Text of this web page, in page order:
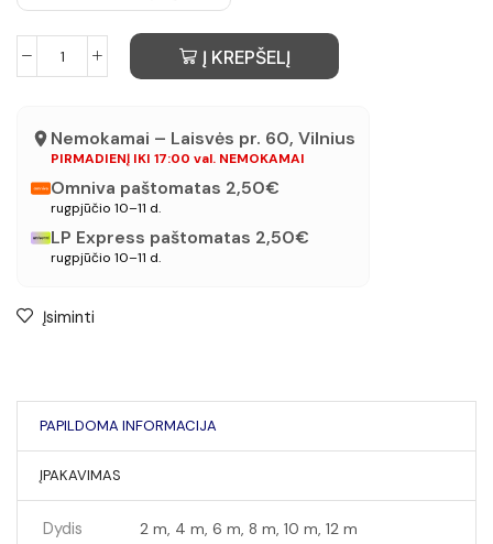
Į KREPŠELĮ
Nemokamai – Laisvės pr. 60, Vilnius
PIRMADIENĮ IKI 17:00 val. NEMOKAMAI
Omniva paštomatas 2,50€
rugpjūčio 10–11 d.
LP Express paštomatas 2,50€
rugpjūčio 10–11 d.
Įsiminti
PAPILDOMA INFORMACIJA
ĮPAKAVIMAS
Dydis 2 m, 4 m, 6 m, 8 m, 10 m, 12 m